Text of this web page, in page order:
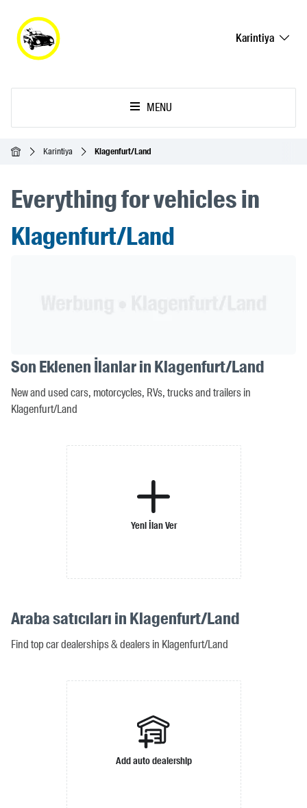
Karintiya
MENU
Ana SayfaKarintiya Klagenfurt/Land
Everything for vehicles in
Klagenfurt/Land
Son Eklenen İlanlar in Klagenfurt/Land
New and used cars, motorcycles, RVs, trucks and trailers in
Klagenfurt/Land
Yeni İlan Ver
Araba satıcıları in Klagenfurt/Land
Find top car dealerships & dealers in Klagenfurt/Land
Add auto dealership